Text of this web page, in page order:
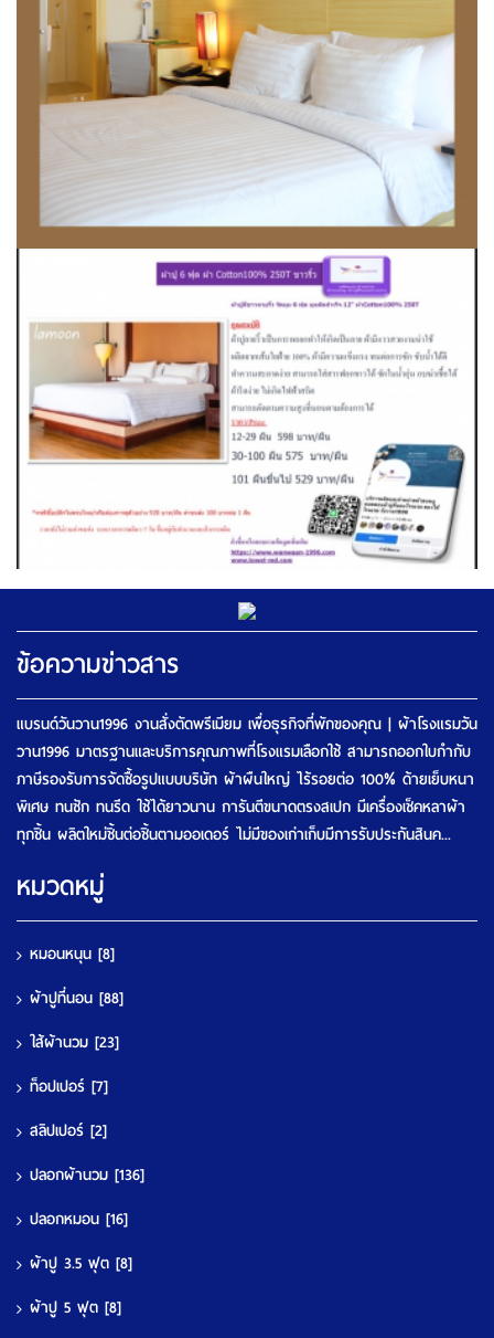
ข้อความข่าวสาร
แบรนด์วันวาน1996 งานสั่งตัดพรีเมียม เพื่อธุรกิจที่พักของคุณ | ผ้าโรงแรมวัน
วาน1996 มาตรฐานและบริการคุณภาพที่โรงแรมเลือกใช้ สามารถออกใบกำกับ
ภาษีรองรับการจัดซื้อรูปแบบบริษัท ผ้าผืนใหญ่ ไร้รอยต่อ 100% ด้ายเย็บหนา
พิเศษ ทนซัก ทนรีด ใช้ได้ยาวนาน การันตีขนาดตรงสเปก มีเครื่องเช็คหลาผ้า
ทุกชิ้น ผลิตใหม่ชิ้นต่อชิ้นตามออเดอร์ ไม่มีของเก่าเก็บมีการรับประกันสินค...
หมวดหมู่
หมอนหนุน [8]
ผ้าปูที่นอน [88]
ใส้ผ้านวม [23]
ท็อปเปอร์ [7]
สลิปเปอร์ [2]
ปลอกผ้านวม [136]
ปลอกหมอน [16]
ผ้าปู 3.5 ฟุต [8]
ผ้าปู 5 ฟุต [8]